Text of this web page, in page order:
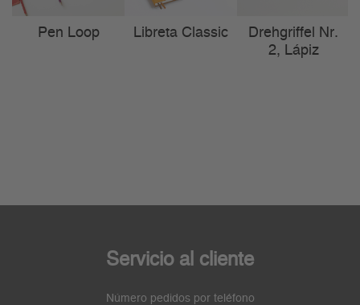
Pen Loop Libreta Classic
Drehgriffel Nr.
2, Lápiz
Servicio al cliente
Número pedidos por teléfono